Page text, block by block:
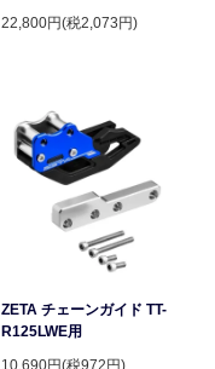
22,800円(税2,073円)
ZETA チェーンガイド TT-
R125LWE用
10,690円(税972円)